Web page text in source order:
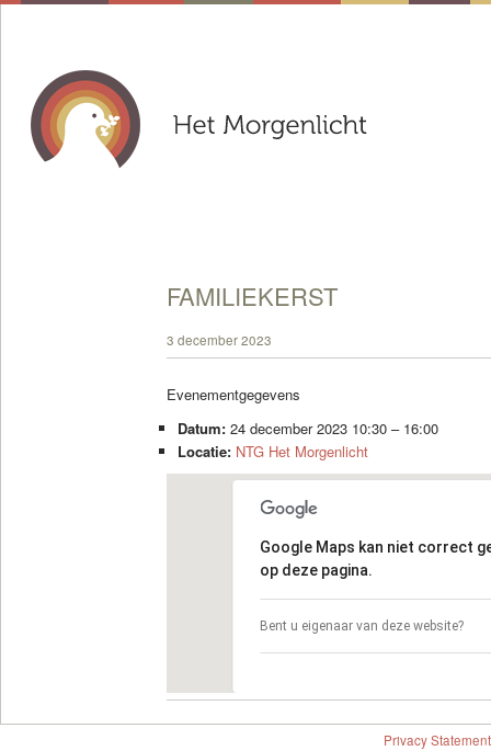
FAMILIEKERST
3 december 2023
Evenementgegevens
Datum: 24 december 2023 10:30– 16:00
Locatie: NTG Het Morgenlicht
Google Maps kan niet correct
op deze pagina.
Bent u eigenaar van deze website?
Privacy Statement